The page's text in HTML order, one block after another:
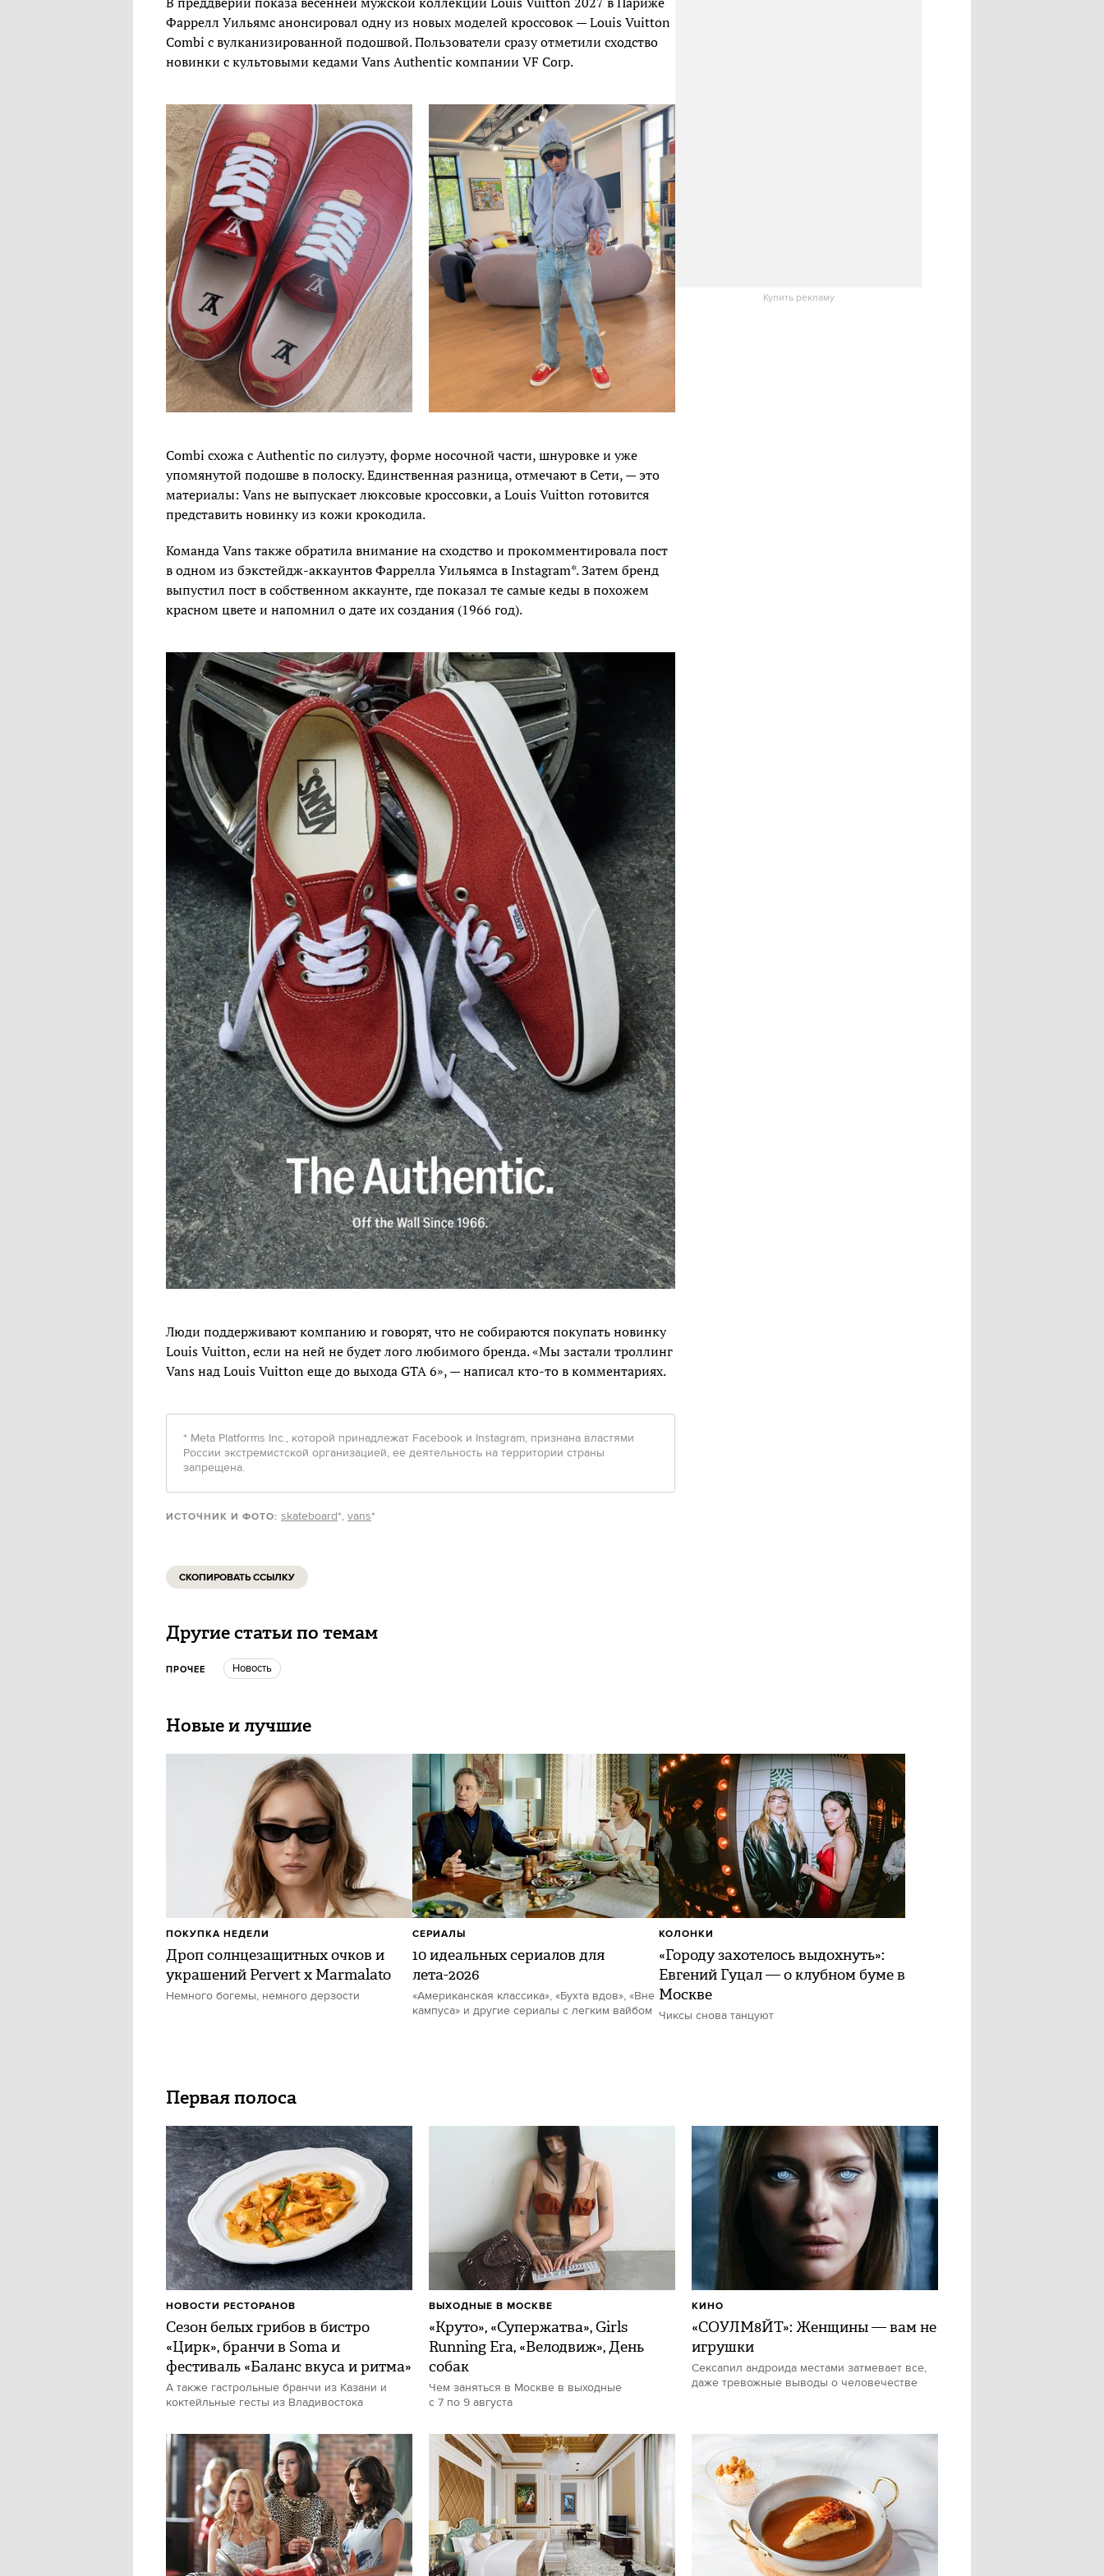
Фаррелл Уильямс анонсировал одну из новых моделей кроссовок — Louis Vuitton
Combi с вулканизированной подошвой. Пользователи сразу отметили сходство
новинки с культовыми кедами Vans Authentic компании VF Corp.
Combi схожа с Authentic по силуэту, форме носочной части, шнуровке и уже
упомянутой подошве в полоску. Единственная разница, отмечают в Сети, — это
материалы: Vans не выпускает люксовые кроссовки, а Louis Vuitton готовится
представить новинку из кожи крокодила.
Команда Vans также обратила внимание на сходство и прокомментировала пост
в одном из бэкстейдж-аккаунтов Фаррелла Уильямса в Instagram*. Затем бренд
выпустил пост в собственном аккаунте, где показал те самые кеды в похожем
красном цвете и напомнил о дате их создания (1966 год).
Люди поддерживают компанию и говорят, что не собираются покупать новинку
Louis Vuitton, если на ней не будет лого любимого бренда. «Мы застали троллинг
Vans над Louis Vuitton еще до выхода GTA 6», — написал кто-то в комментариях.
* Meta Platforms Inc., которой принадлежат Facebook и Instagram, признана властями
России экстремистской организацией, ее деятельность на территории страны
запрещена.
ИСТОЧНИК И ФОТО: skateboard*, vans*
Купить рекламу
СКОПИРОВАТЬ ССЫЛКУ
Другие статьи по темам
ПРОЧЕЕ Новость
Новые и лучшие
Дроп солнцезащитных очков и
украшений Pervert x Marmalato
Немного богемы, немного дерзости
ПОКУПКА НЕДЕЛИ
10 идеальных сериалов для
лета-2026
«Американская классика», «Бухта вдов», «Вне
кампуса» и другие сериалы с легким вайбом
СЕРИАЛЫ
«Городу захотелось выдохнуть»:
Евгений Гуцал — о клубном буме в
Москве
Чиксы снова танцуют
КОЛОНКИ
Первая полоса
Сезон белых грибов в бистро
«Цирк», бранчи в Soma и
фестиваль «Баланс вкуса и ритма»
А также гастрольные бранчи из Казани и
коктейльные гесты из Владивостока
НОВОСТИ РЕСТОРАНОВ
«Круто», «Супержатва», Girls
Running Era, «Велодвиж», День
собак
Чем заняться в Москве в выходные
с 7 по 9 августа
ВЫХОДНЫЕ В МОСКВЕ
«СОУЛМ8ЙТ»: Женщины — вам не
игрушки
Сексапил андроида местами затмевает все,
даже тревожные выводы о человечестве
КИНО